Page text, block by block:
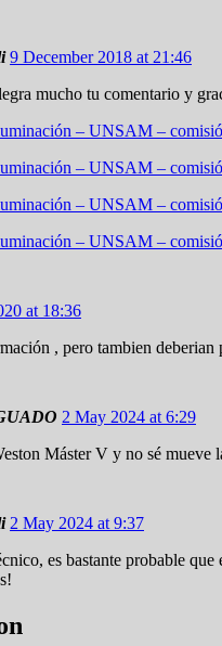
9 December 2018 at 21:46
mucho tu comentario y
– UNSAM –
– UNSAM –
– UNSAM –
– UNSAM –
at 18:36
, pero tambien deberian
2 May 2024 at 6:29
Máster V y no sé mueve
2 May 2024 at 9:37
es bastante probable